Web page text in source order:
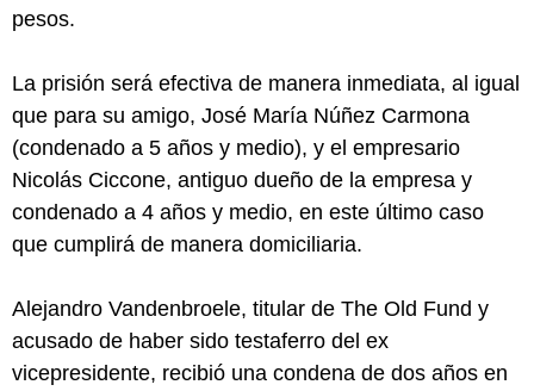
pesos.
La prisión será efectiva de manera inmediata, al igual
que para su amigo, José María Núñez Carmona
(condenado a 5 años y medio), y el empresario
Nicolás Ciccone, antiguo dueño de la empresa y
condenado a 4 años y medio, en este último caso
que cumplirá de manera domiciliaria.
Alejandro Vandenbroele, titular de The Old Fund y
acusado de haber sido testaferro del ex
vicepresidente, recibió una condena de dos años en